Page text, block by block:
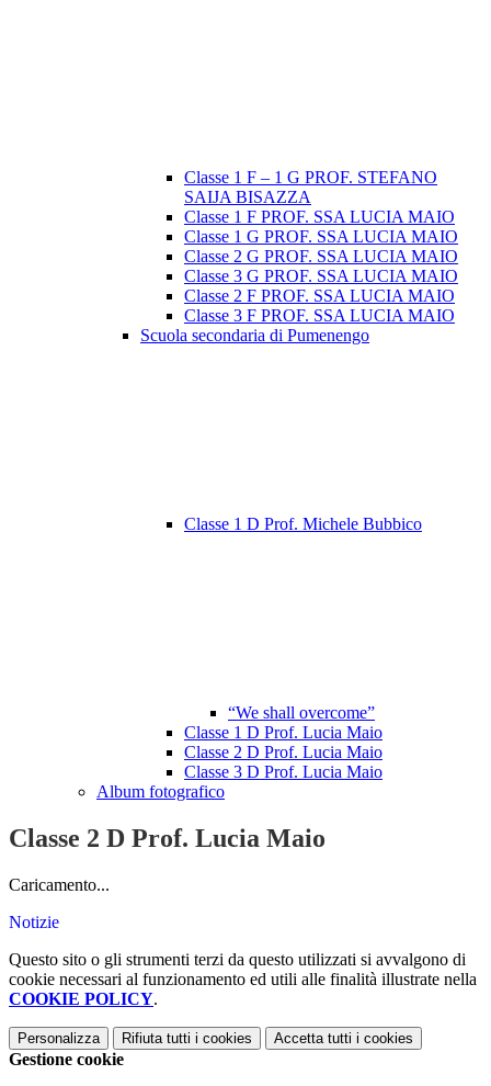
Classe 1 F – 1 G PROF. STEFANO
SAIJA BISAZZA
Classe 1 F PROF. SSA LUCIA MAIO
Classe 1 G PROF. SSA LUCIA MAIO
Classe 2 G PROF. SSA LUCIA MAIO
Classe 3 G PROF. SSA LUCIA MAIO
Classe 2 F PROF. SSA LUCIA MAIO
Classe 3 F PROF. SSA LUCIA MAIO
Scuola secondaria di Pumenengo
Classe 1 D Prof. Michele Bubbico
“We shall overcome”
Classe 1 D Prof. Lucia Maio
Classe 2 D Prof. Lucia Maio
Classe 3 D Prof. Lucia Maio
Album fotografico
Classe 2 D Prof. Lucia Maio
Caricamento...
Notizie
Questo sito o gli strumenti terzi da questo utilizzati si avvalgono di
cookie necessari al funzionamento ed utili alle finalità illustrate nella
COOKIE POLICY.
Personalizza Rifiuta tutti i cookies Accetta tutti i cookies
Gestione cookie